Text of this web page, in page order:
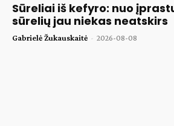
Sūreliai iš kefyro: nuo
sūrelių jau niekas neatskirs
Gabrielė Žukauskaitė - 2026-08-08